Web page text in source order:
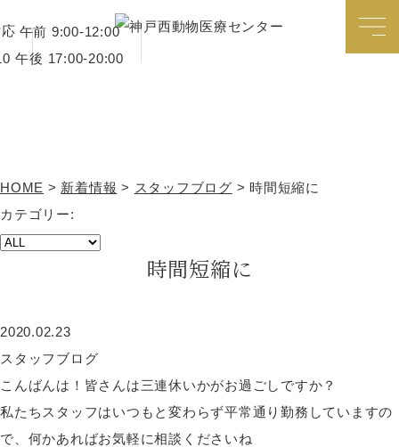
午前 9:00-12:00
午後 17:00-20:00
HOME > 新着情報 > スタッフブログ > 時間短縮に
カテゴリー:
時間短縮に
2020.02.23
スタッフブログ
こんばんは！皆さんは三連休いかがお過ごしですか？
私たちスタッフはいつもと変わらず平常通り勤務していますの
で、何かあればお気軽に相談くださいね